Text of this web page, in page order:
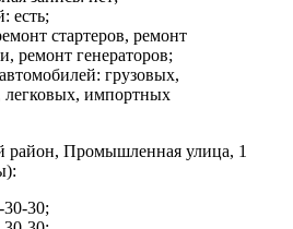
есть;
стартеров, ремонт
ремонт генераторов;
грузовых,
легковых, импортных
район, Промышленная улица, 1
30;